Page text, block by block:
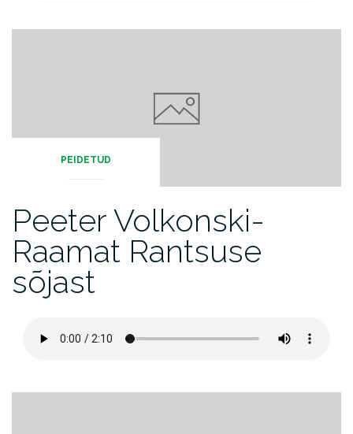
PEIDETUD
Peeter Volkonski-
Raamat Rantsuse
sõjast